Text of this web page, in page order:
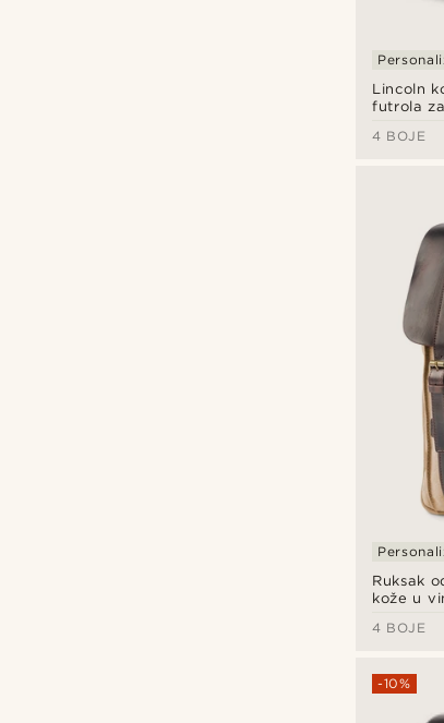
Lincoln
futrola
modroj i
4 BOJE
Ruksak
kože u
4 BOJE
-10%